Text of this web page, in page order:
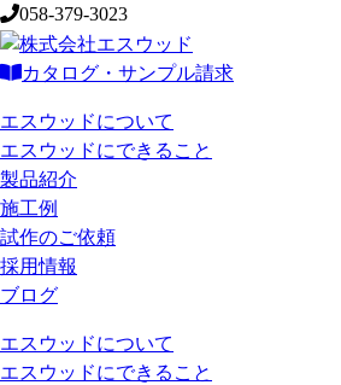
058-379-3023
カタログ・サンプル請求
エスウッドについて
エスウッドにできること
製品紹介
施工例
試作のご依頼
採用情報
ブログ
エスウッドについて
エスウッドにできること